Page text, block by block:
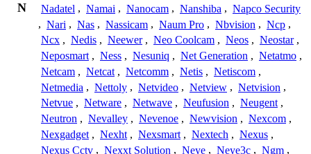
N Nadatel , Namai , Nanocam , Nanshiba , Napco Security
, Nari , Nas , Nassicam , Naum Pro , Nbvision , Ncp ,
Ncx , Nedis , Neewer , Neo Coolcam , Neos , Neostar ,
Neposmart , Ness , Nesuniq , Net Generation , Netatmo ,
Netcam , Netcat , Netcomm , Netis , Netiscom ,
Netmedia , Nettoly , Netvideo , Netview , Netvision ,
Netvue , Netware , Netwave , Neufusion , Neugent ,
Neutron , Nevalley , Nevenoe , Newvision , Nexcom ,
Nexgadget , Nexht , Nexsmart , Nextech , Nexus ,
Nexus Cctv , Nexxt Solution , Neye , Neye3c , Ngm ,